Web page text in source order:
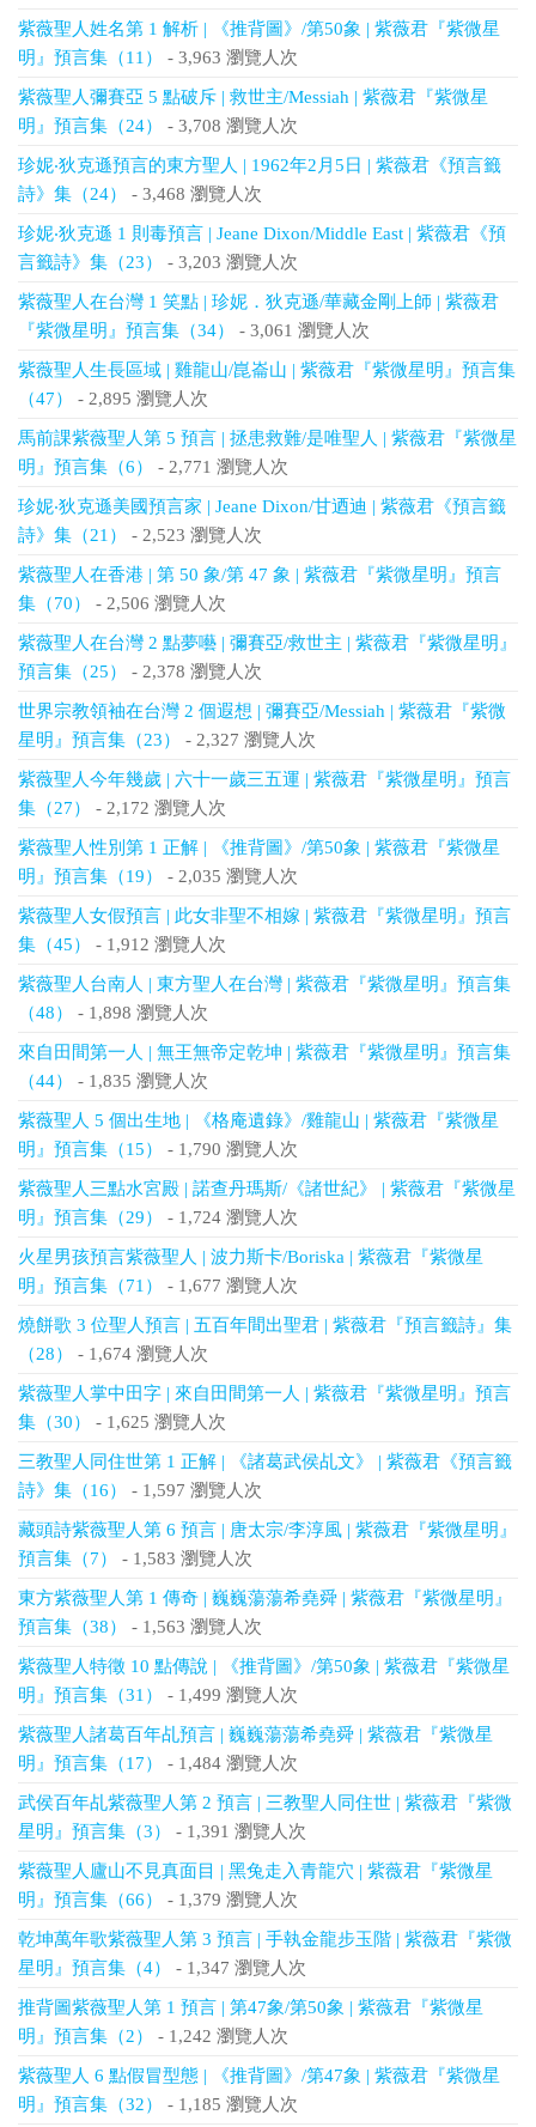
紫薇聖人姓名第 1 解析 | 《推背圖》/第50象 | 紫薇君『紫微星
明』預言集（11）
- 3,963 瀏覽人次
紫薇聖人彌賽亞 5 點破斥 | 救世主/Messiah | 紫薇君『紫微星
明』預言集（24）
- 3,708 瀏覽人次
珍妮‧狄克遜預言的東方聖人 | 1962年2月5日 | 紫薇君《預言籤
詩》集（24）
- 3,468 瀏覽人次
珍妮‧狄克遜 1 則毒預言 | Jeane Dixon/Middle East | 紫薇君《預
言籤詩》集（23）
- 3,203 瀏覽人次
紫薇聖人在台灣 1 笑點 | 珍妮．狄克遜/華藏金剛上師 | 紫薇君
『紫微星明』預言集（34）
- 3,061 瀏覽人次
紫薇聖人生長區域 | 雞龍山/崑崙山 | 紫薇君『紫微星明』預言集
（47）
- 2,895 瀏覽人次
馬前課紫薇聖人第 5 預言 | 拯患救難/是唯聖人 | 紫薇君『紫微星
明』預言集（6）
- 2,771 瀏覽人次
珍妮‧狄克遜美國預言家 | Jeane Dixon/甘迺迪 | 紫薇君《預言籤
詩》集（21）
- 2,523 瀏覽人次
紫薇聖人在香港 | 第 50 象/第 47 象 | 紫薇君『紫微星明』預言
集（70）
- 2,506 瀏覽人次
紫薇聖人在台灣 2 點夢囈 | 彌賽亞/救世主 | 紫薇君『紫微星明』
預言集（25）
- 2,378 瀏覽人次
世界宗教領袖在台灣 2 個遐想 | 彌賽亞/Messiah | 紫薇君『紫微
星明』預言集（23）
- 2,327 瀏覽人次
紫薇聖人今年幾歲 | 六十一歲三五運 | 紫薇君『紫微星明』預言
集（27）
- 2,172 瀏覽人次
紫薇聖人性別第 1 正解 | 《推背圖》/第50象 | 紫薇君『紫微星
明』預言集（19）
- 2,035 瀏覽人次
紫薇聖人女假預言 | 此女非聖不相嫁 | 紫薇君『紫微星明』預言
集（45）
- 1,912 瀏覽人次
紫薇聖人台南人 | 東方聖人在台灣 | 紫薇君『紫微星明』預言集
（48）
- 1,898 瀏覽人次
來自田間第一人 | 無王無帝定乾坤 | 紫薇君『紫微星明』預言集
（44）
- 1,835 瀏覽人次
紫薇聖人 5 個出生地 | 《格庵遺錄》/雞龍山 | 紫薇君『紫微星
明』預言集（15）
- 1,790 瀏覽人次
紫薇聖人三點水宮殿 | 諾查丹瑪斯/《諸世紀》 | 紫薇君『紫微星
明』預言集（29）
- 1,724 瀏覽人次
火星男孩預言紫薇聖人 | 波力斯卡/Boriska | 紫薇君『紫微星
明』預言集（71）
- 1,677 瀏覽人次
燒餅歌 3 位聖人預言 | 五百年間出聖君 | 紫薇君『預言籤詩』集
（28）
- 1,674 瀏覽人次
紫薇聖人掌中田字 | 來自田間第一人 | 紫薇君『紫微星明』預言
集（30）
- 1,625 瀏覽人次
三教聖人同住世第 1 正解 | 《諸葛武侯乩文》 | 紫薇君《預言籤
詩》集（16）
- 1,597 瀏覽人次
藏頭詩紫薇聖人第 6 預言 | 唐太宗/李淳風 | 紫薇君『紫微星明』
預言集（7）
- 1,583 瀏覽人次
東方紫薇聖人第 1 傳奇 | 巍巍蕩蕩希堯舜 | 紫薇君『紫微星明』
預言集（38）
- 1,563 瀏覽人次
紫薇聖人特徵 10 點傳說 | 《推背圖》/第50象 | 紫薇君『紫微星
明』預言集（31）
- 1,499 瀏覽人次
紫薇聖人諸葛百年乩預言 | 巍巍蕩蕩希堯舜 | 紫薇君『紫微星
明』預言集（17）
- 1,484 瀏覽人次
武侯百年乩紫薇聖人第 2 預言 | 三教聖人同住世 | 紫薇君『紫微
星明』預言集（3）
- 1,391 瀏覽人次
紫薇聖人廬山不見真面目 | 黑兔走入青龍穴 | 紫薇君『紫微星
明』預言集（66）
- 1,379 瀏覽人次
乾坤萬年歌紫薇聖人第 3 預言 | 手執金龍步玉階 | 紫薇君『紫微
星明』預言集（4）
- 1,347 瀏覽人次
推背圖紫薇聖人第 1 預言 | 第47象/第50象 | 紫薇君『紫微星
明』預言集（2）
- 1,242 瀏覽人次
紫薇聖人 6 點假冒型態 | 《推背圖》/第47象 | 紫薇君『紫微星
明』預言集（32）
- 1,185 瀏覽人次